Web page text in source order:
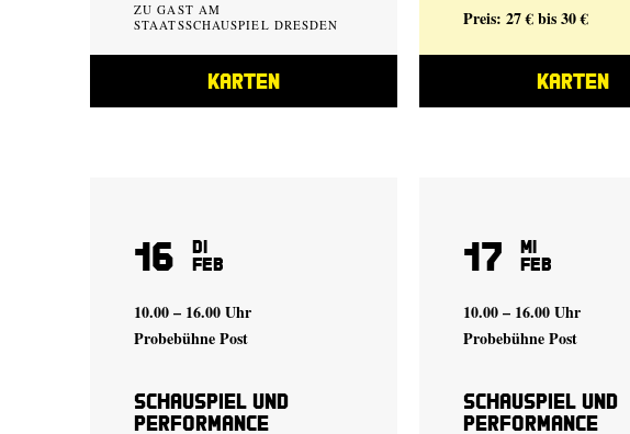
ZU GAST AM
STAATSSCHAUSPIEL DRESDEN
KARTEN
Preis: 27 € bis 30 €
KARTEN
16 Di
Feb
10.00 – 16.00 Uhr
Probebühne Post
Schauspiel und
Performance
17 Mi
Feb
10.00 – 16.00 Uhr
Probebühne Post
Schauspiel und
Performance